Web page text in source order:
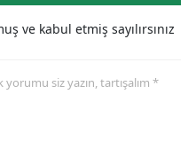
ve kabul etmiş sayılırsınız
siz yazın, tartışalım *